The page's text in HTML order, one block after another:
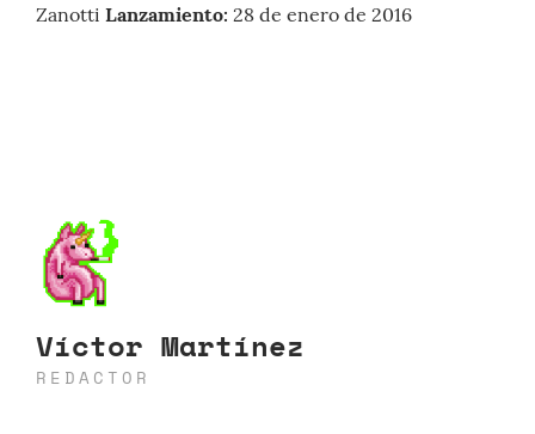
Zanotti Lanzamiento: 28 de enero de 2016
Víctor Martínez
REDACTOR